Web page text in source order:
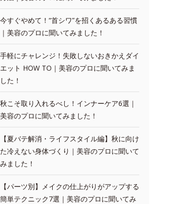
今すぐやめて！“首シワ”を招くあるある習慣
｜美容のプロに聞いてみました！
手軽にチャレンジ！失敗しないおきかえダイ
エット HOW TO｜美容のプロに聞いてみま
した！
秋こそ取り入れるべし！インナーケア6選｜
美容のプロに聞いてみました！
【夏バテ解消・ライフスタイル編】秋に向け
た冷えない身体づくり｜美容のプロに聞いて
みました！
【パーツ別】メイクの仕上がりがアップする
簡単テクニック7選｜美容のプロに聞いてみ